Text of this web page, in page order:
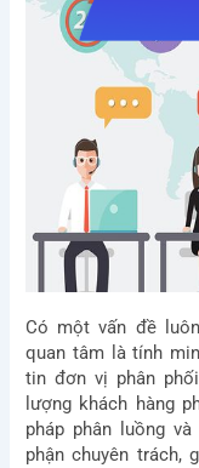
Có một vấn đề
quan tâm là tính
tin đơn vị phân
lượng khách hàng
pháp phân luồng
phận chuyên trách,